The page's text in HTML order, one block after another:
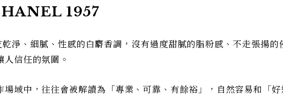
1957
淨、細膩、性感的白麝香調，沒有過度甜膩的脂粉感、不走張揚的
信任的氛圍。
場域中，往往會被解讀為「專業、可靠、有餘裕」，自然容易和「